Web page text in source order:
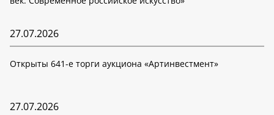
27.07.2026
Открыты 641-е торги аукциона «Артинвестмент»
27.07.2026